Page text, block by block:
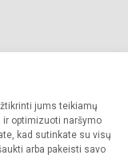
jums teikiamų
ir optimizuoti naršymo
kad sutinkate su visų
arba pakeisti savo
griežtai draudžiama.